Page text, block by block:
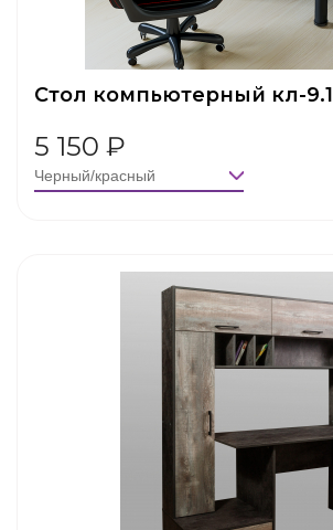
Стол компьютерный кл-9.1
5 150 ₽